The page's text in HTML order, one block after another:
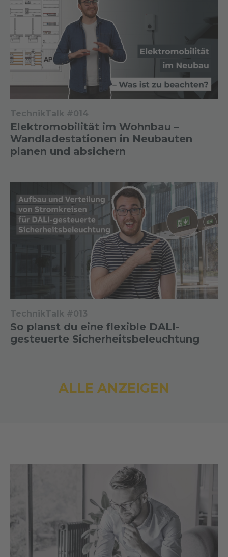
TechnikTalk #014
Elektromobilität im Wohnbau –
Wandladestationen in Neubauten
planen und absichern
TechnikTalk #013
So planst du eine flexible DALI-
gesteuerte Sicherheitsbeleuchtung
ALLE ANZEIGEN